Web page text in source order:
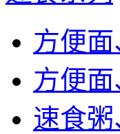
方便
方便
速食粥